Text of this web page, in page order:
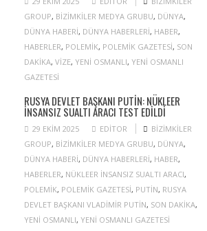
GROUP, BIZIMKILER MEDYA GRUBU, DÜNYA,
DÜNYA HABERI, DÜNYA HABERLERI, HABER,
HABERLER, POLEMIK, POLEMIK GAZETESI, SON
DAKIKA, VIZE, YENI OSMANLI, YENI OSMANLI
GAZETESI
RUSYA DEVLET BAŞKANI PUTIN: NÜKLEER
INSANSIZ SUALTI ARACI TEST EDILDI
29 EKIM 2025 EDITOR
BIZIMKILER
GROUP, BIZIMKILER MEDYA GRUBU, DÜNYA,
DÜNYA HABERI, DÜNYA HABERLERI, HABER,
HABERLER, NÜKLEER INSANSIZ SUALTI ARACI,
POLEMIK, POLEMIK GAZETESI, PUTIN, RUSYA
DEVLET BAŞKANI VLADIMIR PUTIN, SON DAKIKA,
YENI OSMANLI, YENI OSMANLI GAZETESI